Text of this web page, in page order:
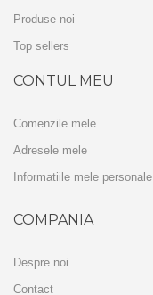
Produse noi
Top sellers
CONTUL MEU
Comenzile mele
Adresele mele
Informatiile mele personale
COMPANIA
Despre noi
Contact